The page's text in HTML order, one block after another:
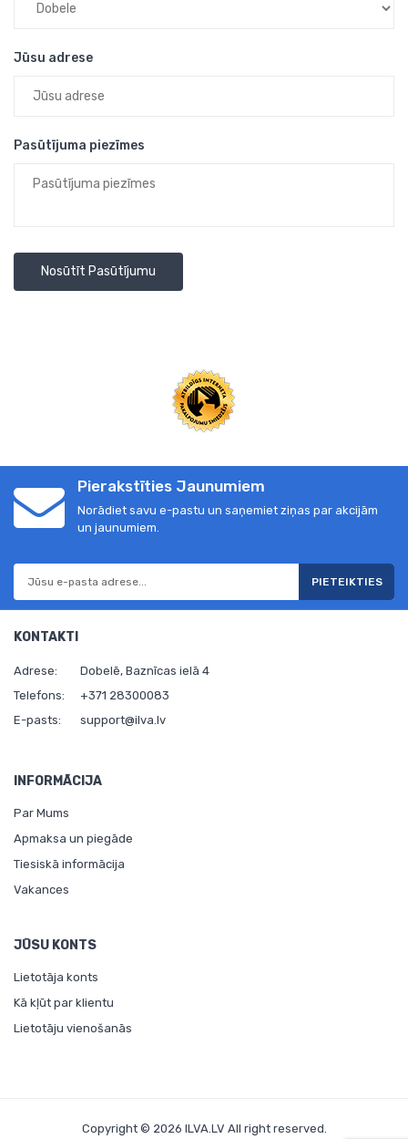
Jūsu adrese
Pasūtījuma piezīmes
Nosūtīt Pasūtījumu
Pierakstīties Jaunumiem
Norādiet savu e-pastu un saņemiet ziņas par akcijām
un jaunumiem.
PIETEIKTIES
KONTAKTI
Adrese:
Dobelē, Baznīcas ielā 4
Telefons:
+371 28300083
E-pasts:
support@ilva.lv
INFORMĀCIJA
Par Mums
Apmaksa un piegāde
Tiesiskā informācija
Vakances
JŪSU KONTS
Lietotāja konts
Kā kļūt par klientu
Lietotāju vienošanās
Copyright © 2026 ILVA.LV All right reserved.